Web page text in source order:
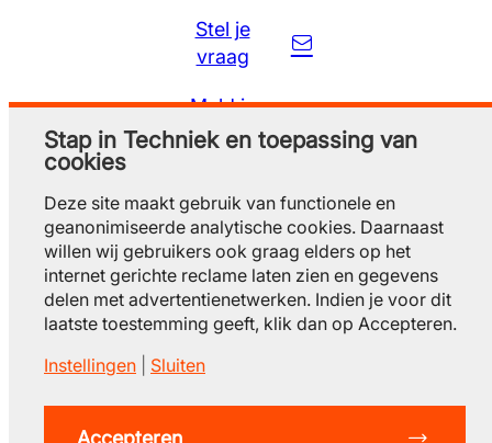
Stel je
vraag
Meld je
gratis aan
© 2026 Stap in techniek
gebruiksvoorwaarden contact
Stap in Techniek en toepassing van
cookies
Deze site maakt gebruik van functionele en
geanonimiseerde analytische cookies. Daarnaast
willen wij gebruikers ook graag elders op het
internet gerichte reclame laten zien en gegevens
delen met advertentienetwerken. Indien je voor dit
laatste toestemming geeft, klik dan op Accepteren.
Instellingen
Sluiten
Accepteren